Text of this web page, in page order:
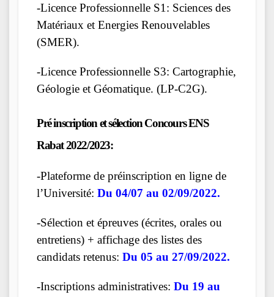
-Licence Professionnelle S1: Sciences des
Matériaux et Energies Renouvelables
(SMER).
-Licence Professionnelle S3: Cartographie,
Géologie et Géomatique. (LP-C2G).
Pré inscription et sélection Concours ENS
Rabat 2022/2023:
-Plateforme de préinscription en ligne de
l’Université: Du 04/07 au 02/09/2022.
-Sélection et épreuves (écrites, orales ou
entretiens) + affichage des listes des
candidats retenus: Du 05 au 27/09/2022.
-Inscriptions administratives: Du 19 au